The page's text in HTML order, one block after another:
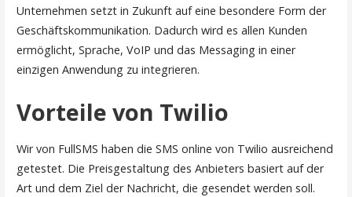
Unternehmen setzt in Zukunft auf eine besondere Form der
Geschäftskommunikation. Dadurch wird es allen Kunden
ermöglicht, Sprache, VoIP und das Messaging in einer
einzigen Anwendung zu integrieren.
Vorteile von Twilio
Wir von FullSMS haben die SMS online von Twilio ausreichend
getestet. Die Preisgestaltung des Anbieters basiert auf der
Art und dem Ziel der Nachricht, die gesendet werden soll.